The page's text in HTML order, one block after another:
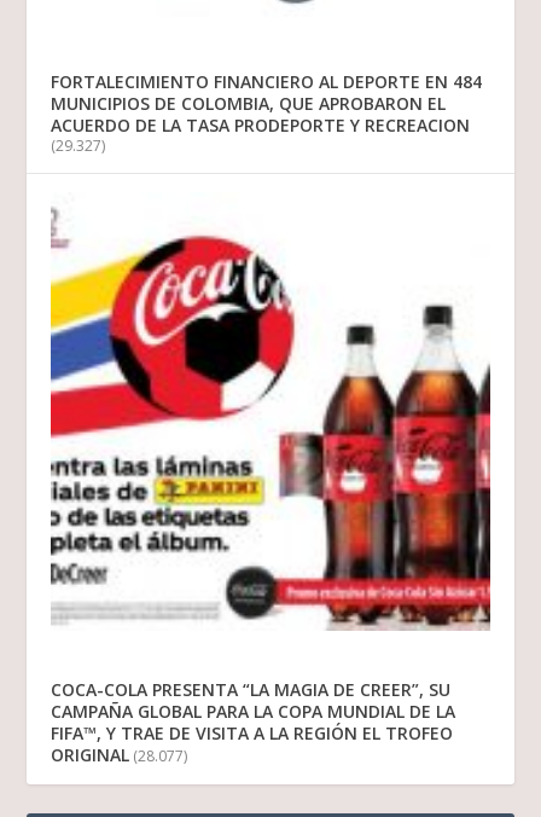
FORTALECIMIENTO FINANCIERO AL DEPORTE EN 484
MUNICIPIOS DE COLOMBIA, QUE APROBARON EL
ACUERDO DE LA TASA PRODEPORTE Y RECREACION
(29.327)
COCA-COLA PRESENTA “LA MAGIA DE CREER”, SU
CAMPAÑA GLOBAL PARA LA COPA MUNDIAL DE LA
FIFA™, Y TRAE DE VISITA A LA REGIÓN EL TROFEO
ORIGINAL (28.077)